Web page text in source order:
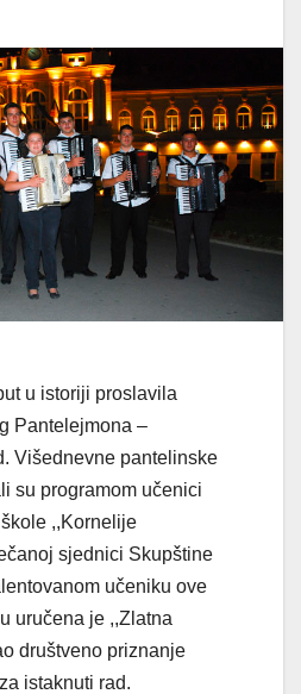
u istoriji proslavila
Pantelejmona –
Višednevne pantelinske
su programom učenici
,,Kornelije
sjednici Skupštine
učeniku ove
uručena je ,,Zlatna
društveno priznanje
istaknuti rad.